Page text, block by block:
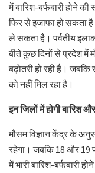
में बारिश-बर्फबारी होने
फिर से इजाफा हो सकता
ले सकता है। पर्वतीय
बीते कुछ दिनों से प्रदेश में
बढ़ोतरी हो रही है।
को नहीं मिल रहा है।
इन जिलों में होगी बारिश और
मौसम विज्ञान केंद्र के
रहेगा। जबकि 18 और 19
में भारी बारिश-बर्फबारी